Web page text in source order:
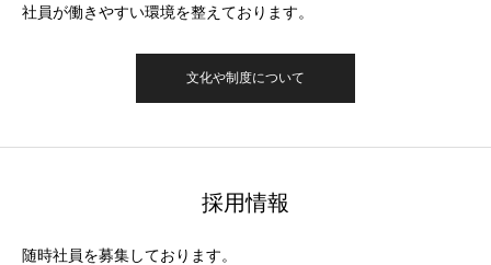
社員が働きやすい環境を整えております。
文化や制度について
採用情報
随時社員を募集しております。